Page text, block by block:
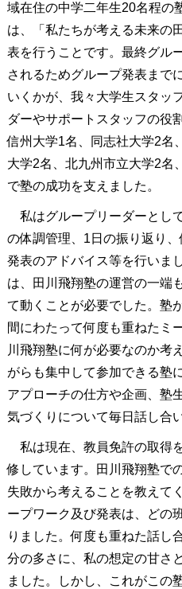
域在住の中学二年生20名程の
は、「私たちが考える未来の
表を行うことです。最終グル
されるためグループ発表まで
いくかが、我々大学生スタッ
ダーやサポートスタッフの役
信州大学1名、同志社大学2名
大学2名、北九州市立大学2名
で塾の成功を支えました。
私はグループリーダーとし
の体調管理、1日の振り返り
発表のアドバイス等を行いま
は、田川飛翔塾の運営の一端
て動くことが必要でした。塾
間にわたって何度も重ねたミ
川飛翔塾に何が必要なのか考
がらも集中して参加できる塾
アプローチの仕方や企画、塾
気づくりについて毎日話し合
私は現在、教員免許の取得
修しています。田川飛翔塾で
失敗から考えることを教えて
ープワーク及び発表は、どの
りました。何度も重ねた話し
分の多さに、私の想定の甘さ
ました。しかし、これがこの